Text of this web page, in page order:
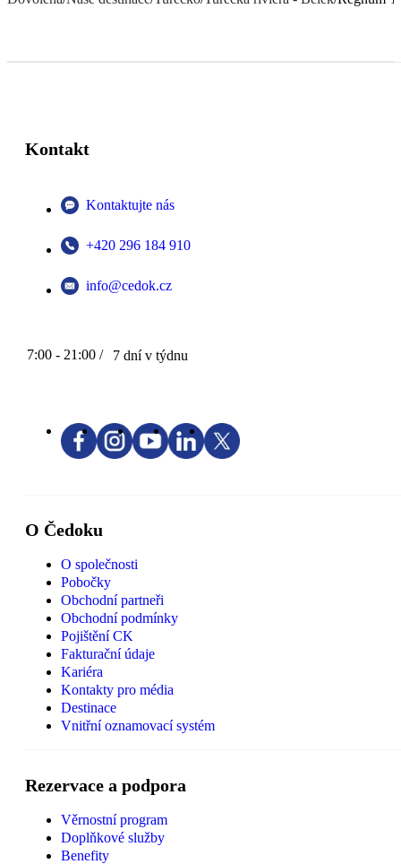
Kontakt
Kontaktujte nás
+420 296 184 910
info@cedok.cz
7:00 - 21:00 / 7 dní v týdnu
O Čedoku
O společnosti
Pobočky
Obchodní partneři
Obchodní podmínky
Pojištění CK
Fakturační údaje
Kariéra
Kontakty pro média
Destinace
Vnitřní oznamovací systém
Rezervace a podpora
Věrnostní program
Doplňkové služby
Benefity